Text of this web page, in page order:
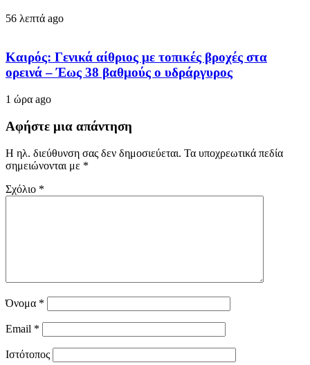
56 λεπτά ago
Καιρός: Γενικά αίθριος με τοπικές βροχές στα
ορεινά – Έως 38 βαθμούς ο υδράργυρος
1 ώρα ago
Αφήστε μια απάντηση
Η ηλ. διεύθυνση σας δεν δημοσιεύεται. Τα υποχρεωτικά πεδία
σημειώνονται με *
Σχόλιο *
Όνομα *
Email *
Ιστότοπος